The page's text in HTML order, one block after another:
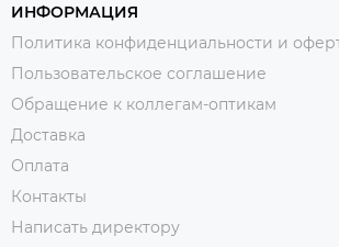
ИНФОРМАЦИЯ
Политика конфиденциальности и
Пользовательское соглашение
Обращение к коллегам-оптикам
Доставка
Оплата
Контакты
Написать директору